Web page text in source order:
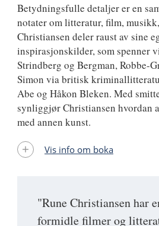
"Rune Christiansen har
formidle filmer og
Betydningsfulle detaljer er en
notater om litteratur, film,
Christiansen deler raust av sine
inspirasjonskilder, som spenner
Strindberg og Bergman, Robbe-
Simon via britisk
Abe og Håkon Bleken. Med
synliggjør Christiansen hvordan
med annen kunst.
Vis info om boka